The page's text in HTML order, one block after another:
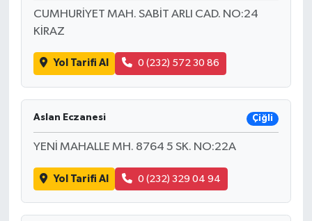
CUMHURİYET MAH. SABİT ARLI CAD. NO:24
KİRAZ
Yol Tarifi Al 0 (232) 572 30 86
Aslan Eczanesi Çiğli
YENİ MAHALLE MH. 8764 5 SK. NO:22A
Yol Tarifi Al 0 (232) 329 04 94